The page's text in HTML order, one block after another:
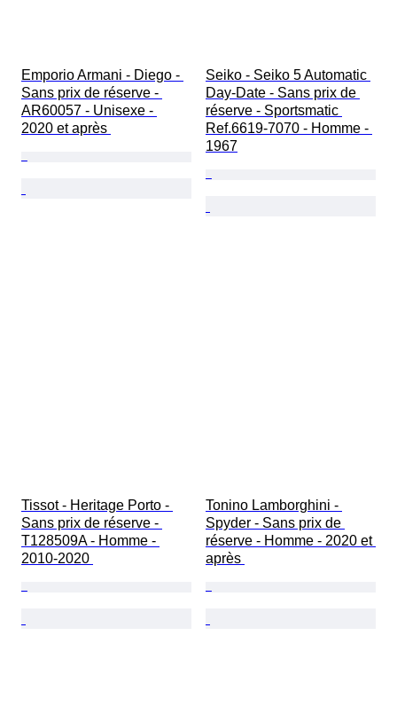
Emporio Armani - Diego -
Sans prix de réserve -
AR60057 - Unisexe -
2020 et après
Seiko - Seiko 5 Automatic
Day-Date - Sans prix de
réserve - Sportsmatic
Ref.6619-7070 - Homme -
1967
Tissot - Heritage Porto -
Sans prix de réserve -
T128509A - Homme -
2010-2020
Tonino Lamborghini -
Spyder - Sans prix de
réserve - Homme - 2020 et
après